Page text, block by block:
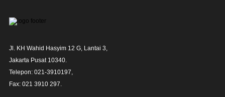
Jl. KH Wahid Hasyim 12 G, Lantai 3,
Jakarta Pusat 10340.
Telepon: 021-3910197,
Fax: 021 3910 297.